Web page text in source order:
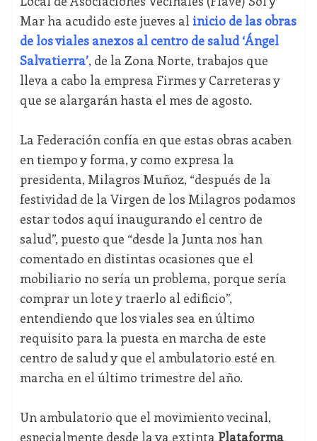
Mar ha acudido este jueves al inicio de las obras
de los viales anexos al centro de salud ‘Ángel
Salvatierra’, de la Zona Norte, trabajos que
lleva a cabo la empresa Firmes y Carreteras y
que se alargarán hasta el mes de agosto.
La Federación confía en que estas obras acaben
en tiempo y forma, y como expresa la
presidenta, Milagros Muñoz, “después de la
festividad de la Virgen de los Milagros podamos
estar todos aquí inaugurando el centro de
salud”, puesto que “desde la Junta nos han
comentado en distintas ocasiones que el
mobiliario no sería un problema, porque sería
comprar un lote y traerlo al edificio”,
entendiendo que los viales sea en último
requisito para la puesta en marcha de este
centro de salud y que el ambulatorio esté en
marcha en el último trimestre del año.
Un ambulatorio que el movimiento vecinal,
especialmente desde la ya extinta Plataforma